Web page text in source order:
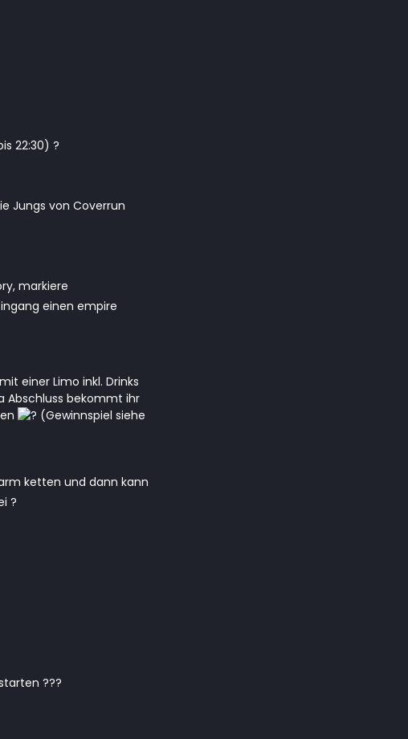
22:30) ?
Jungs von Coverrun
markiere
einen empire
einer Limo inkl. Drinks
Abschluss bekommt ihr
(Gewinnspiel siehe
ketten und dann kann
?
???